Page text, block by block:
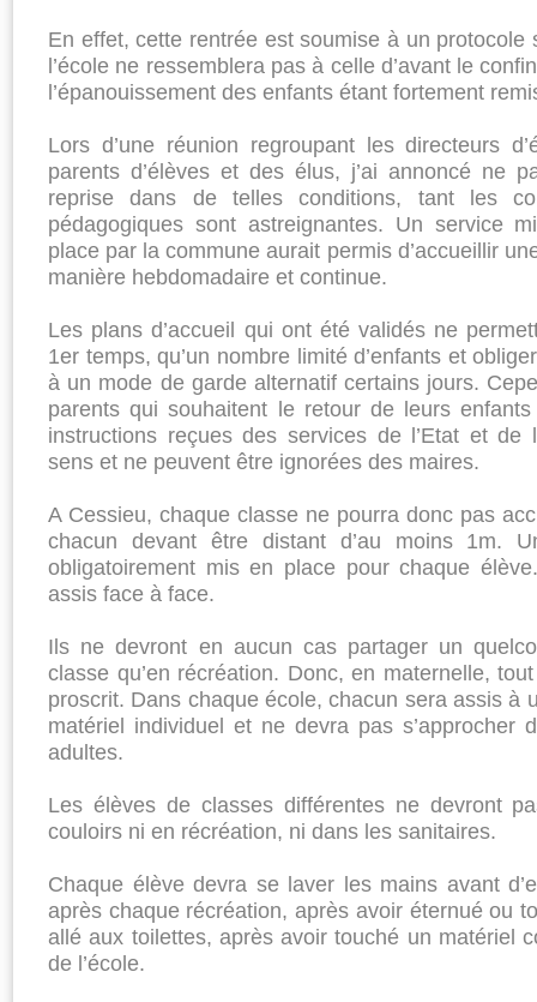
En effet, cette rentrée est soumise à un protocole
l’école ne ressemblera pas à celle d’avant le
l’épanouissement des enfants étant fortement
Lors d’une réunion regroupant les directeurs
parents d’élèves et des élus, j’ai annoncé ne
reprise dans de telles conditions, tant les
pédagogiques sont astreignantes. Un service
place par la commune aurait permis d’accueillir
manière hebdomadaire et continue.
Les plans d’accueil qui ont été validés ne
1er temps, qu’un nombre limité d’enfants et
à un mode de garde alternatif certains jours.
parents qui souhaitent le retour de leurs
instructions reçues des services de l’Etat et de
sens et ne peuvent être ignorées des maires.
A Cessieu, chaque classe ne pourra donc pas
chacun devant être distant d’au moins 1m.
obligatoirement mis en place pour chaque
assis face à face.
Ils ne devront en aucun cas partager un
classe qu’en récréation. Donc, en maternelle,
proscrit. Dans chaque école, chacun sera assis à
matériel individuel et ne devra pas s’approcher
adultes.
Les élèves de classes différentes ne devront
couloirs ni en récréation, ni dans les sanitaires.
Chaque élève devra se laver les mains avant
après chaque récréation, après avoir éternué ou
allé aux toilettes, après avoir touché un matériel
de l’école.